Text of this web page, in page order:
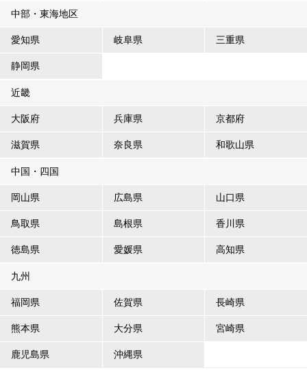
中部・東海地区
愛知県 岐阜県 三重県
静岡県
近畿
大阪府 兵庫県 京都府
滋賀県 奈良県 和歌山県
中国・四国
岡山県 広島県 山口県
鳥取県 島根県 香川県
徳島県 愛媛県 高知県
九州
福岡県 佐賀県 長崎県
熊本県 大分県 宮崎県
鹿児島県 沖縄県